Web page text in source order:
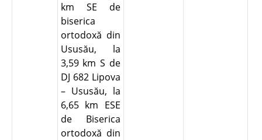
km SE de
biserica
ortodoxă din
Ususău, la
3,59 km S de
DJ 682 Lipova
– Ususău, la
6,65 km ESE
de Biserica
ortodoxă din